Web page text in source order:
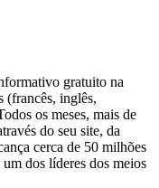
gratuito na
(francês, inglês,
os meses, mais de
do seu site, da
cerca de 50 milhões
dos líderes dos meios